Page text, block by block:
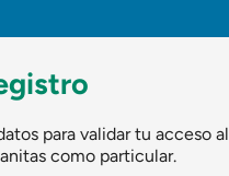
para validar tu acceso al
como particular.